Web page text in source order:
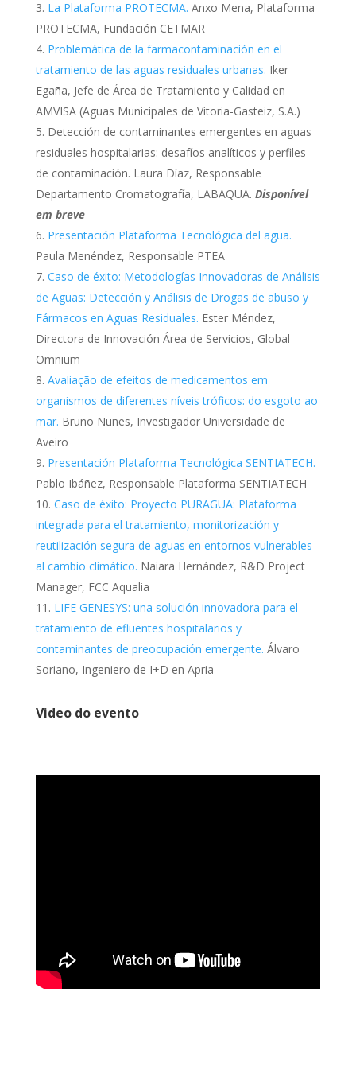
La Plataforma PROTECMA. Anxo Mena, Plataforma
PROTECMA, Fundación CETMAR
Problemática de la farmacontaminación en el
tratamiento de las aguas residuales urbanas. Iker
Egaña, Jefe de Área de Tratamiento y Calidad en
AMVISA (Aguas Municipales de Vitoria-Gasteiz, S.A.)
Detección de contaminantes emergentes en aguas
residuales hospitalarias: desafíos analíticos y perfiles
de contaminación. Laura Díaz, Responsable
Departamento Cromatografía, LABAQUA. Disponível
em breve
Presentación Plataforma Tecnológica del agua.
Paula Menéndez, Responsable PTEA
Caso de éxito: Metodologías Innovadoras de Análisis
de Aguas: Detección y Análisis de Drogas de abuso y
Fármacos en Aguas Residuales. Ester Méndez,
Directora de Innovación Área de Servicios, Global
Omnium
Avaliação de efeitos de medicamentos em
organismos de diferentes níveis tróficos: do esgoto ao
mar. Bruno Nunes, Investigador Universidade de
Aveiro
Presentación Plataforma Tecnológica SENTIATECH.
Pablo Ibáñez, Responsable Plataforma SENTIATECH
Caso de éxito: Proyecto PURAGUA: Plataforma
integrada para el tratamiento, monitorización y
reutilización segura de aguas en entornos vulnerables
al cambio climático. Naiara Hernández, R&D Project
Manager, FCC Aqualia
LIFE GENESYS: una solución innovadora para el
tratamiento de efluentes hospitalarios y
contaminantes de preocupación emergente. Álvaro
Soriano, Ingeniero de I+D en Apria
Video do evento